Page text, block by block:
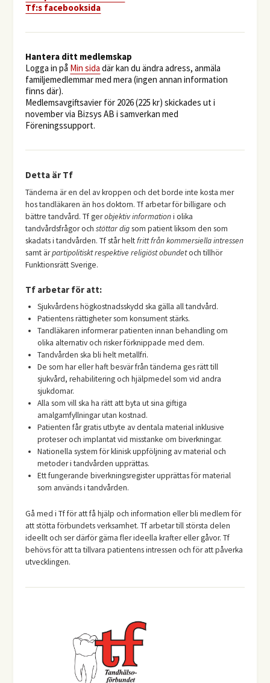
Tf:s facebooksida
Hantera ditt medlemskap
Logga in på Min sida där kan du ändra adress, anmäla
familjemedlemmar med mera (ingen annan information
finns där).
Medlemsavgiftsavier för 2026 (225 kr) skickades ut i
november via Bizsys AB i samverkan med
Föreningssupport.
Detta är Tf
Tänderna är en del av kroppen och det borde inte kosta mer
hos tandläkaren än hos doktorn. Tf arbetar för billigare och
bättre tandvård. Tf gerobjektiv informationi olika
tandvårdsfrågor ochstöttar digsom patient liksom den som
skadats i tandvården. Tf står heltfritt från kommersiella intressen
samt ärpartipolitiskt respektive religiöst obundetoch tillhör
Funktionsrätt Sverige.
Tf arbetar för att:
Sjukvårdens högkostnadsskydd ska gälla all tandvård.
Patientens rättigheter som konsument stärks.
Tandläkaren informerar patienten innan behandling om
olika alternativ och risker förknippade med dem.
Tandvården ska bli helt metallfri.
De som har eller haft besvär från tänderna ges rätt till
sjukvård, rehabilitering och hjälpmedel som vid andra
sjukdomar.
Alla som vill ska ha rätt att byta ut sina giftiga
amalgamfyllningar utan kostnad.
Patienten får gratis utbyte av dentala material inklusive
proteser och implantat vid misstanke om biverkningar.
Nationella system för klinisk uppföljning av material och
metoder i tandvården upprättas.
Ett fungerande biverkningsregister upprättas för material
som används i tandvården.
Gå med i Tf för att få hjälp och information eller bli medlem för
att stötta förbundets verksamhet. Tf arbetar till största delen
ideellt och ser därför gärna fler ideella krafter eller gåvor. Tf
behövs för att ta tillvara patientens intressen och för att påverka
utvecklingen.